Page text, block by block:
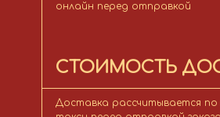
онлайн перед отправкой
СТОИМОСТЬ
Доставка рассчитывается